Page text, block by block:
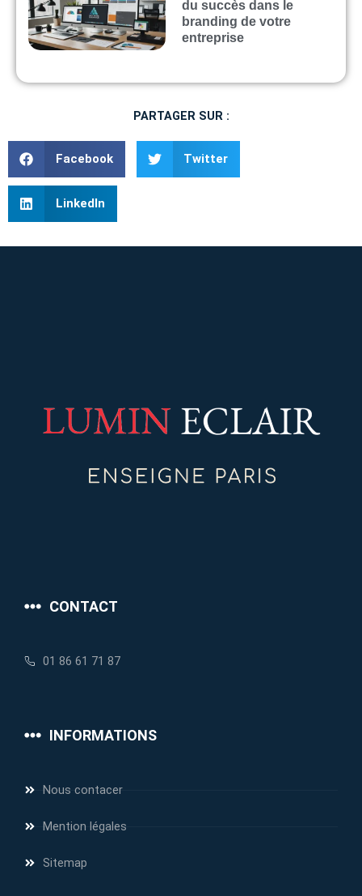
du succès dans le
branding de votre
entreprise
PARTAGER SUR :
Facebook Twitter
LinkedIn
CONTACT
01 86 61 71 87
INFORMATIONS
Nous contacer
Mention légales
Sitemap